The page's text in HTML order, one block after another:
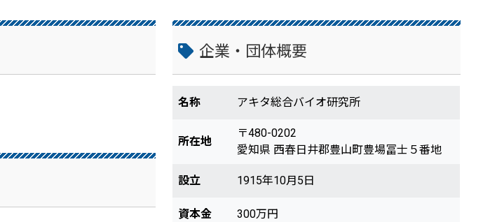
企業・団体概要
名称 アキタ総合バイオ研究所
所在地
〒480-0202
愛知県 西春日井郡豊山町豊場冨士５番地
設立 1915年10月5日
資本金 300万円